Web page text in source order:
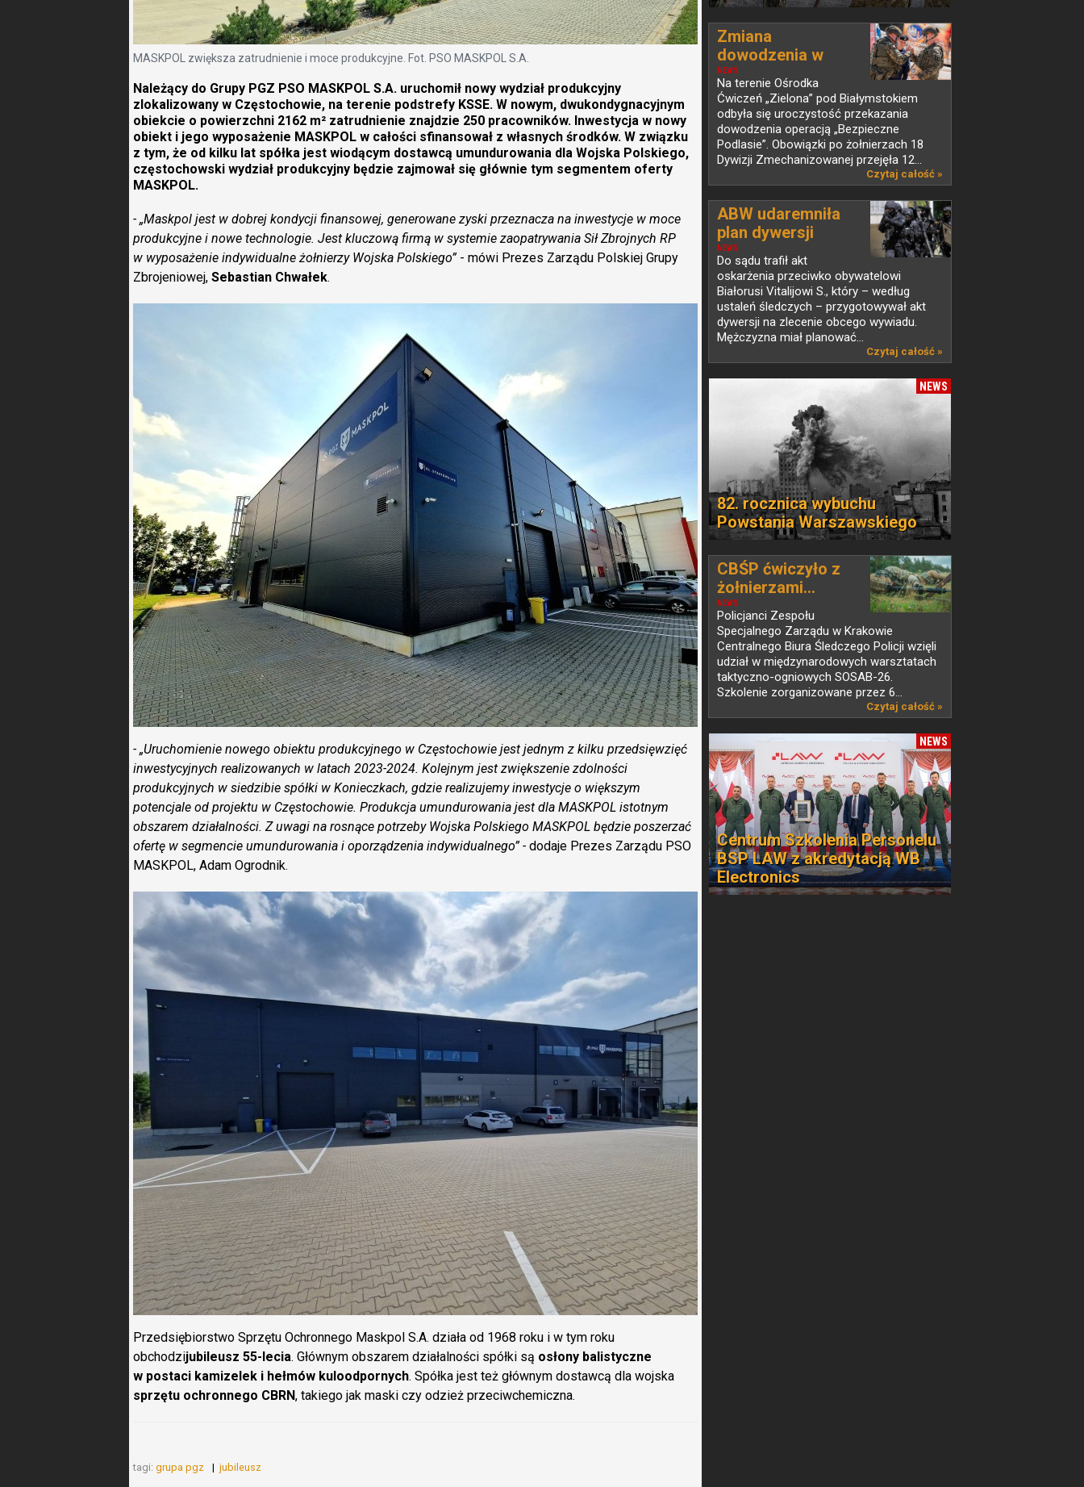
MASKPOL zwiększa zatrudnienie i moce produkcyjne. Fot. PSO MASKPOL S.A.
Należący do Grupy PGZ PSO MASKPOL S.A. uruchomił nowy wydział produkcyjny
zlokalizowany w Częstochowie, na terenie podstrefy KSSE. W nowym, dwukondygnacyjnym
obiekcie o powierzchni 2162 m² zatrudnienie znajdzie 250 pracowników. Inwestycja w nowy
obiekt i jego wyposażenie MASKPOL w całości sfinansował z własnych środków. W związku
z tym, że od kilku lat spółka jest wiodącym dostawcą umundurowania dla Wojska Polskiego,
częstochowski wydział produkcyjny będzie zajmował się głównie tym segmentem oferty
MASKPOL.
- „Maskpol jest w dobrej kondycji finansowej, generowane zyski przeznacza na inwestycje w moce
produkcyjne i nowe technologie. Jest kluczową firmą w systemie zaopatrywania Sił Zbrojnych RP
w wyposażenie indywidualne żołnierzy Wojska Polskiego” - mówi Prezes Zarządu Polskiej Grupy
Zbrojeniowej, Sebastian Chwałek.
- „Uruchomienie nowego obiektu produkcyjnego w Częstochowie jest jednym z kilku przedsięwzięć
inwestycyjnych realizowanych w latach 2023-2024. Kolejnym jest zwiększenie zdolności
produkcyjnych w siedzibie spółki w Konieczkach, gdzie realizujemy inwestycje o większym
potencjale od projektu w Częstochowie. Produkcja umundurowania jest dla MASKPOL istotnym
obszarem działalności. Z uwagi na rosnące potrzeby Wojska Polskiego MASKPOL będzie poszerzać
ofertę w segmencie umundurowania i oporządzenia indywidualnego” - dodaje Prezes Zarządu PSO
MASKPOL, Adam Ogrodnik.
Przedsiębiorstwo Sprzętu Ochronnego Maskpol S.A. działa od 1968 roku i w tym roku
obchodzijubileusz 55-lecia. Głównym obszarem działalności spółki są osłony balistyczne
w postaci kamizelek i hełmów kuloodpornych. Spółka jest też głównym dostawcą dla wojska
sprzętu ochronnego CBRN, takiego jak maski czy odzież przeciwchemiczna.
tagi: grupa pgz jubileusz
NEWS
Zmiana
dowodzenia w
operacji...
Na terenie Ośrodka
Ćwiczeń „Zielona” pod Białymstokiem
odbyła się uroczystość przekazania
dowodzenia operacją „Bezpieczne
Podlasie”. Obowiązki po żołnierzach 18
Dywizji Zmechanizowanej przejęła 12...
Czytaj całość »
NEWS
ABW udaremniła
plan dywersji
Do sądu trafił akt
oskarżenia przeciwko obywatelowi
Białorusi Vitalijowi S., który – według
ustaleń śledczych – przygotowywał akt
dywersji na zlecenie obcego wywiadu.
Mężczyzna miał planować...
Czytaj całość »
NEWS
82. rocznica wybuchu
Powstania Warszawskiego
NEWS
CBŚP ćwiczyło z
żołnierzami...
Policjanci Zespołu
Specjalnego Zarządu w Krakowie
Centralnego Biura Śledczego Policji wzięli
udział w międzynarodowych warsztatach
taktyczno-ogniowych SOSAB-26.
Szkolenie zorganizowane przez 6...
Czytaj całość »
NEWS
Centrum Szkolenia Personelu
BSP LAW z akredytacją WB
Electronics